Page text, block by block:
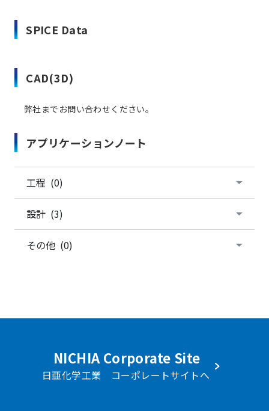
SPICE Data
CAD(3D)
弊社までお問い合わせください。
アプリケーションノート
工程 (0)
設計 (3)
その他 (0)
NICHIA Corporate Site
日亜化学工業 コーポレートサイトへ